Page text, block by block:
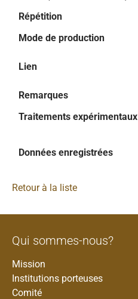
Répétition
Mode de production
Lien
Remarques
Traitements expérimentaux
Données enregistrées
Retour à la liste
Qui sommes-nous?
Mission
Institutions porteuses
Comité